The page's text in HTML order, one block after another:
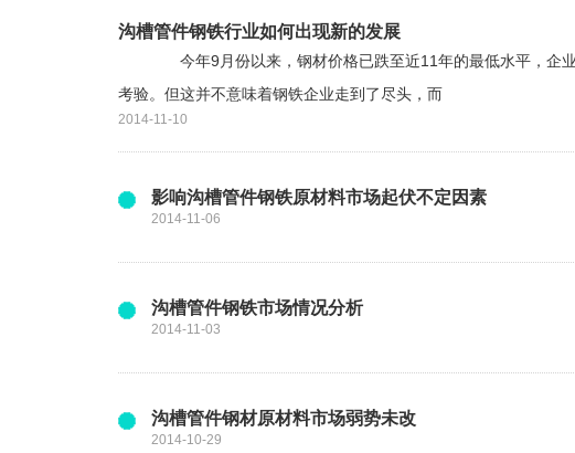
沟槽管件钢铁行业如何出现新的发展
今年9月份以来，钢材价格已跌至近11年的最低水平，企业经
考验。但这并不意味着钢铁企业走到了尽头，而
2014-11-10
影响沟槽管件钢铁原材料市场起伏不定因素
2014-11-06
沟槽管件钢铁市场情况分析
2014-11-03
沟槽管件钢材原材料市场弱势未改
2014-10-29